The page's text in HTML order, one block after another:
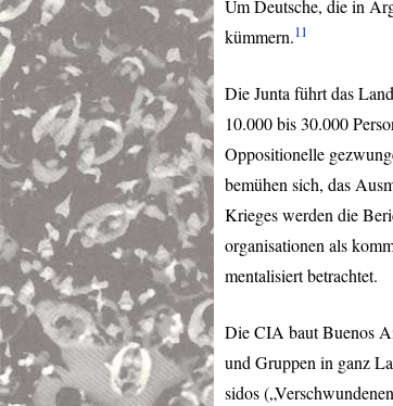
Um Deutsche, die in
kümmern.11
Die Junta führt das
10.000 bis 30.000
Oppositionelle
bemühen sich, das
Krieges werden die
organisationen als
mentalisiert betrachtet.
DieCIA baut Buenos
und Gruppen in ganz
sidos